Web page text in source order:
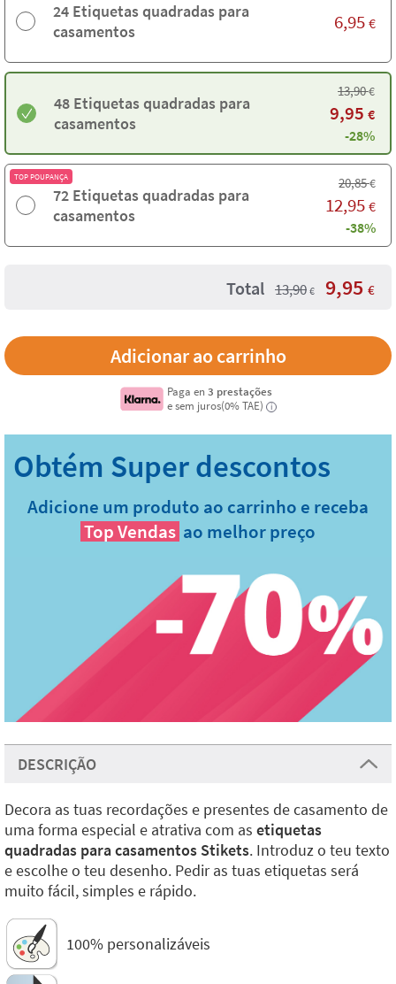
24 Etiquetas quadradas para
casamentos
6,95 €
48 Etiquetas quadradas para
casamentos
13,90€
9,95 €
-28%
TOP POUPANÇA
72 Etiquetas quadradas para
casamentos
20,85€
12,95 €
-38%
Total 13,90 € 9,95 €
Paga en3 prestações
e sem juros(0% TAE)
i
Adicione um produto ao carrinho e receba
Top Vendas ao melhor preço
DESCRIÇÃO
Decora as tuas recordações e presentes de casamento de
uma forma especial e atrativa com as etiquetas
quadradas para casamentos Stikets. Introduz o teu texto
e escolhe o teu desenho. Pedir as tuas etiquetas será
muito fácil, simples e rápido.
100% personalizáveis